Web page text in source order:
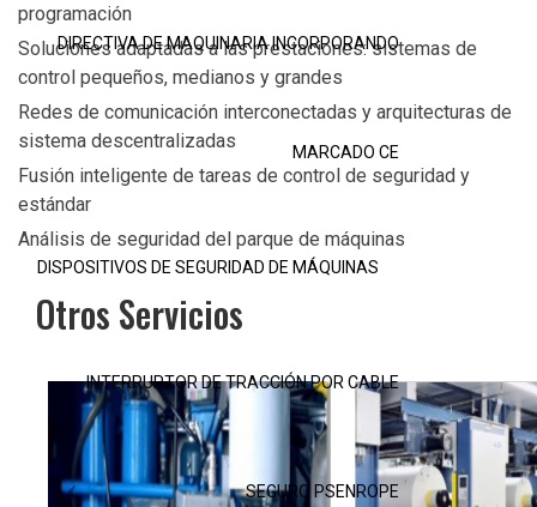
DIRECTIVA DE MAQUINARIA INCORPORANDO
MARCADO CE
DISPOSITIVOS DE SEGURIDAD DE MÁQUINAS
INTERRUPTOR DE TRACCIÓN POR CABLE
SEGURO PSENROPE
programación
Soluciones adaptadas a las prestaciones: sistemas de
control pequeños, medianos y grandes
Redes de comunicación interconectadas y arquitecturas de
sistema descentralizadas
Fusión inteligente de tareas de control de seguridad y
estándar
Análisis de seguridad del parque de máquinas
Otros Servicios